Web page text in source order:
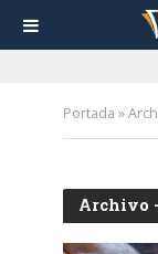
Portada »
Archivo -